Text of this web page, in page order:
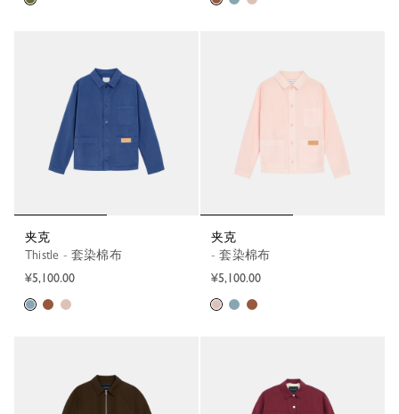
夹克
Thistle - 套染棉布
¥5,100.00
夹克
- 套染棉布
¥5,100.00